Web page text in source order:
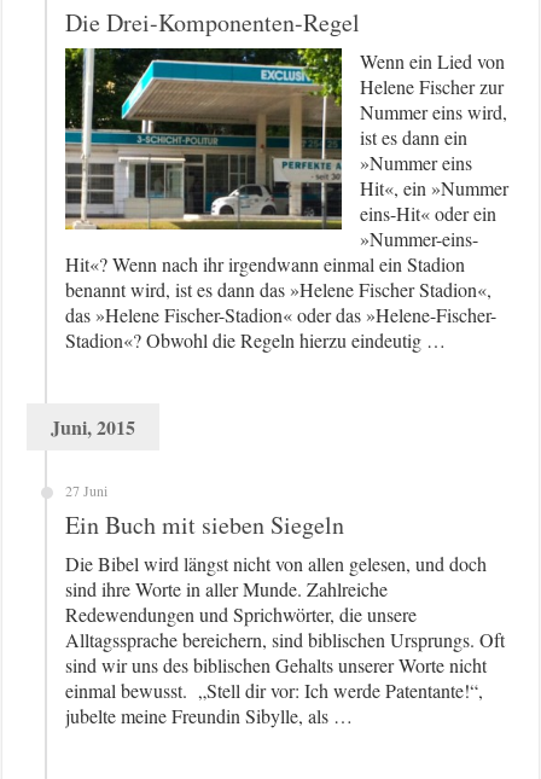
Die Drei-Komponenten-Regel
Wenn ein Lied von
Helene Fischer zur
Nummer eins wird,
ist es dann ein
»Nummer eins
Hit«, ein »Nummer
eins-Hit« oder ein
»Nummer-eins-
Hit«? Wenn nach ihr irgendwann einmal ein Stadion
benannt wird, ist es dann das »Helene Fischer Stadion«,
das »Helene Fischer-Stadion« oder das »Helene-Fischer-
Stadion«? Obwohl die Regeln hierzu eindeutig …
Juni, 2015
27 Juni
Ein Buch mit sieben Siegeln
Die Bibel wird längst nicht von allen gelesen, und doch
sind ihre Worte in aller Munde. Zahlreiche
Redewendungen und Sprichwörter, die unsere
Alltagssprache bereichern, sind biblischen Ursprungs. Oft
sind wir uns des biblischen Gehalts unserer Worte nicht
einmal bewusst. „Stell dir vor: Ich werde Patentante!“,
jubelte meine Freundin Sibylle, als …